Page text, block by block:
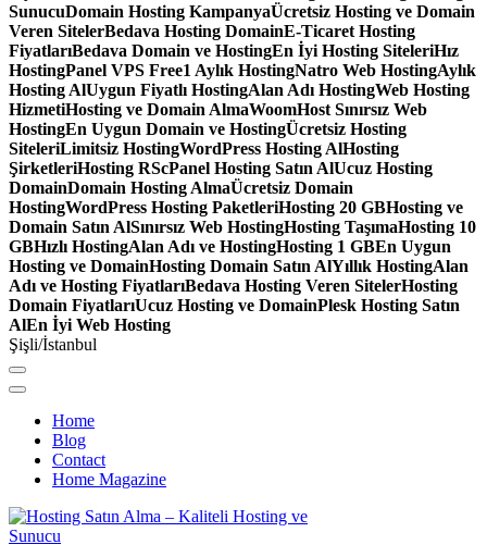
SunucuDomain Hosting KampanyaÜcretsiz Hosting ve Domain
Veren SitelerBedava Hosting DomainE-Ticaret Hosting
FiyatlarıBedava Domain ve HostingEn İyi Hosting SiteleriHız
HostingPanel VPS Free1 Aylık HostingNatro Web HostingAylık
Hosting AlUygun Fiyatlı HostingAlan Adı HostingWeb Hosting
HizmetiHosting ve Domain AlmaWoomHost Sınırsız Web
HostingEn Uygun Domain ve HostingÜcretsiz Hosting
SiteleriLimitsiz HostingWordPress Hosting AlHosting
ŞirketleriHosting RScPanel Hosting Satın AlUcuz Hosting
DomainDomain Hosting AlmaÜcretsiz Domain
HostingWordPress Hosting PaketleriHosting 20 GBHosting ve
Domain Satın AlSınırsız Web HostingHosting TaşımaHosting 10
GBHızlı HostingAlan Adı ve HostingHosting 1 GBEn Uygun
Hosting ve DomainHosting Domain Satın AlYıllık HostingAlan
Adı ve Hosting FiyatlarıBedava Hosting Veren SitelerHosting
Domain FiyatlarıUcuz Hosting ve DomainPlesk Hosting Satın
AlEn İyi Web Hosting
Şişli/İstanbul
Home
Blog
Contact
Home Magazine